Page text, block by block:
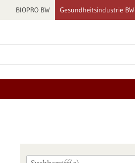
BIOPRO BW Gesundheitsindustrie BW